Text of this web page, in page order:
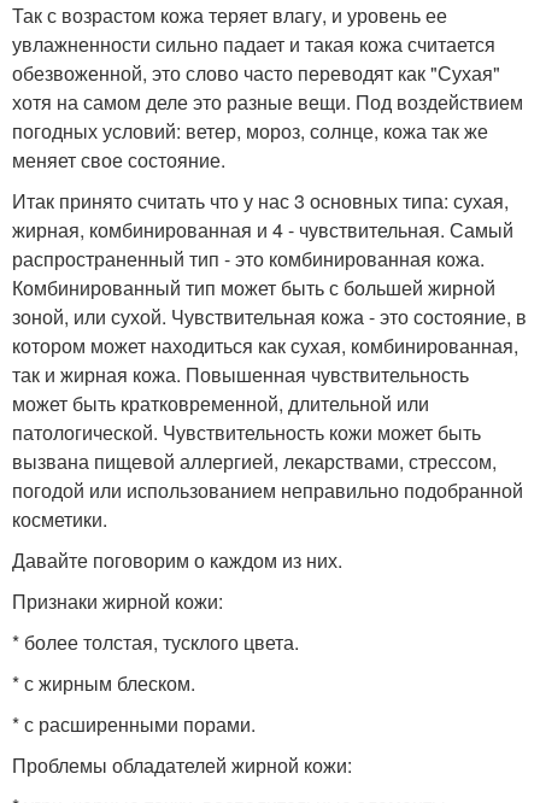
Так с возрастом кожа теряет влагу, и уровень ее
увлажненности сильно падает и такая кожа считается
обезвоженной, это слово часто переводят как "Сухая"
хотя на самом деле это разные вещи. Под воздействием
погодных условий: ветер, мороз, солнце, кожа так же
меняет свое состояние.
Итак принято считать что у нас 3 основных типа: сухая,
жирная, комбинированная и 4 - чувствительная. Самый
распространенный тип - это комбинированная кожа.
Комбинированный тип может быть с большей жирной
зоной, или сухой. Чувствительная кожа - это состояние, в
котором может находиться как сухая, комбинированная,
так и жирная кожа. Повышенная чувствительность
может быть кратковременной, длительной или
патологической. Чувствительность кожи может быть
вызвана пищевой аллергией, лекарствами, стрессом,
погодой или использованием неправильно подобранной
косметики.
Давайте поговорим о каждом из них.
Признаки жирной кожи:
* более толстая, тусклого цвета.
* с жирным блеском.
* с расширенными порами.
Проблемы обладателей жирной кожи: